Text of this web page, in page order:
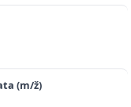
(m/ž)